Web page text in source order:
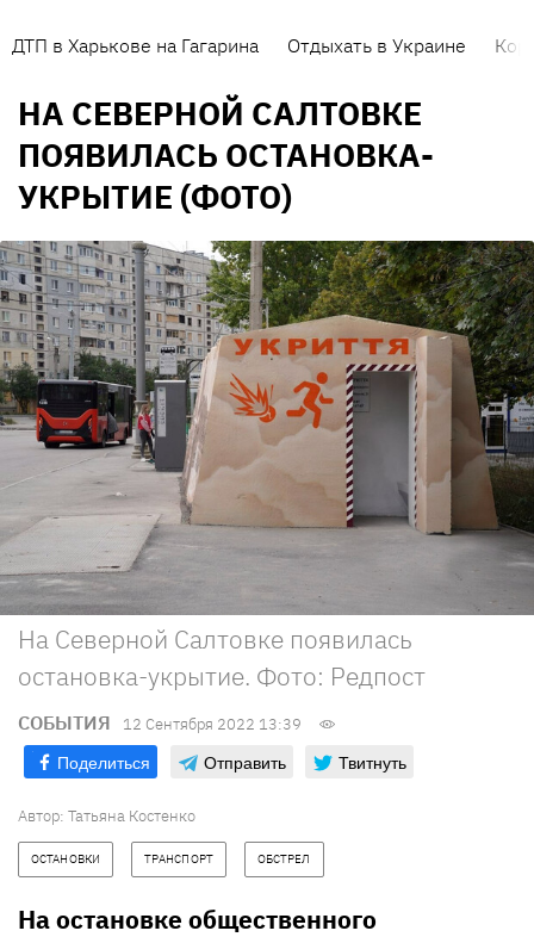
ДТП в Харькове на Гагарина Отдыхать в Украине
НА СЕВЕРНОЙ САЛТОВКЕ
ПОЯВИЛАСЬ ОСТАНОВКА-
УКРЫТИЕ (ФОТО)
На Северной Салтовке появилась
остановка-укрытие. Фото: Редпост
СОБЫТИЯ 12 Сентября 2022 13:39
Поделиться Отправить Твитнуть
Автор: Татьяна Костенко
ОСТАНОВКИ ТРАНСПОРТ ОБСТРЕЛ
На остановке общественного